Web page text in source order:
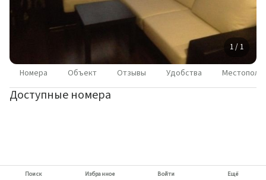
1 / 1
Номера Объект Отзывы Удобства
Доступные номера
Поиск Избранное Войти Ещё